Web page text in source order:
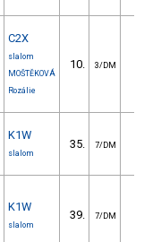
C2X
slalom
MOŠTĚKOVÁ
Rozálie
10. 3/DM
K1W
slalom
35. 7/DM
K1W
slalom
39. 7/DM